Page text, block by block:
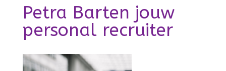
Petra Barten jouw
personal recruiter